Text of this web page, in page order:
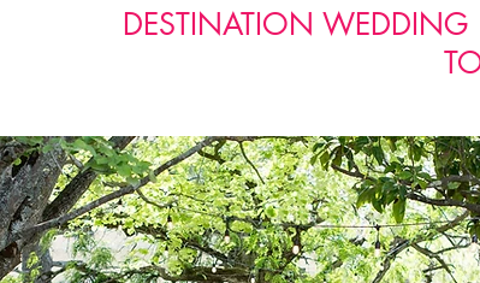
DESTINATION